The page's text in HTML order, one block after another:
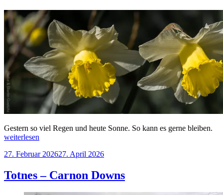
Boscastle
Minehead“
Gestern so viel Regen und heute Sonne. So kann es gerne bleiben.
weiterlesen
Veröffentlicht
27. Februar 202627. April 2026
Totnes – Carnon Downs